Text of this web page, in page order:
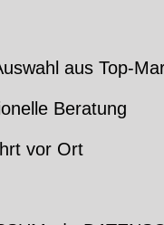
aus Top-
Beratung
vor Ort